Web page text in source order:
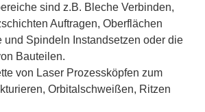
sind z.B. Bleche Verbinden,
Auftragen, Oberflächen
und Spindeln Instandsetzen oder die
Bauteilen.
von Laser Prozessköpfen zum
Orbitalschweißen, Ritzen